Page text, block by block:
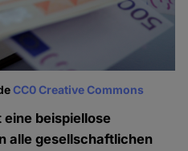
CC0 Creative Commons
beispiellose
alle gesellschaftlichen